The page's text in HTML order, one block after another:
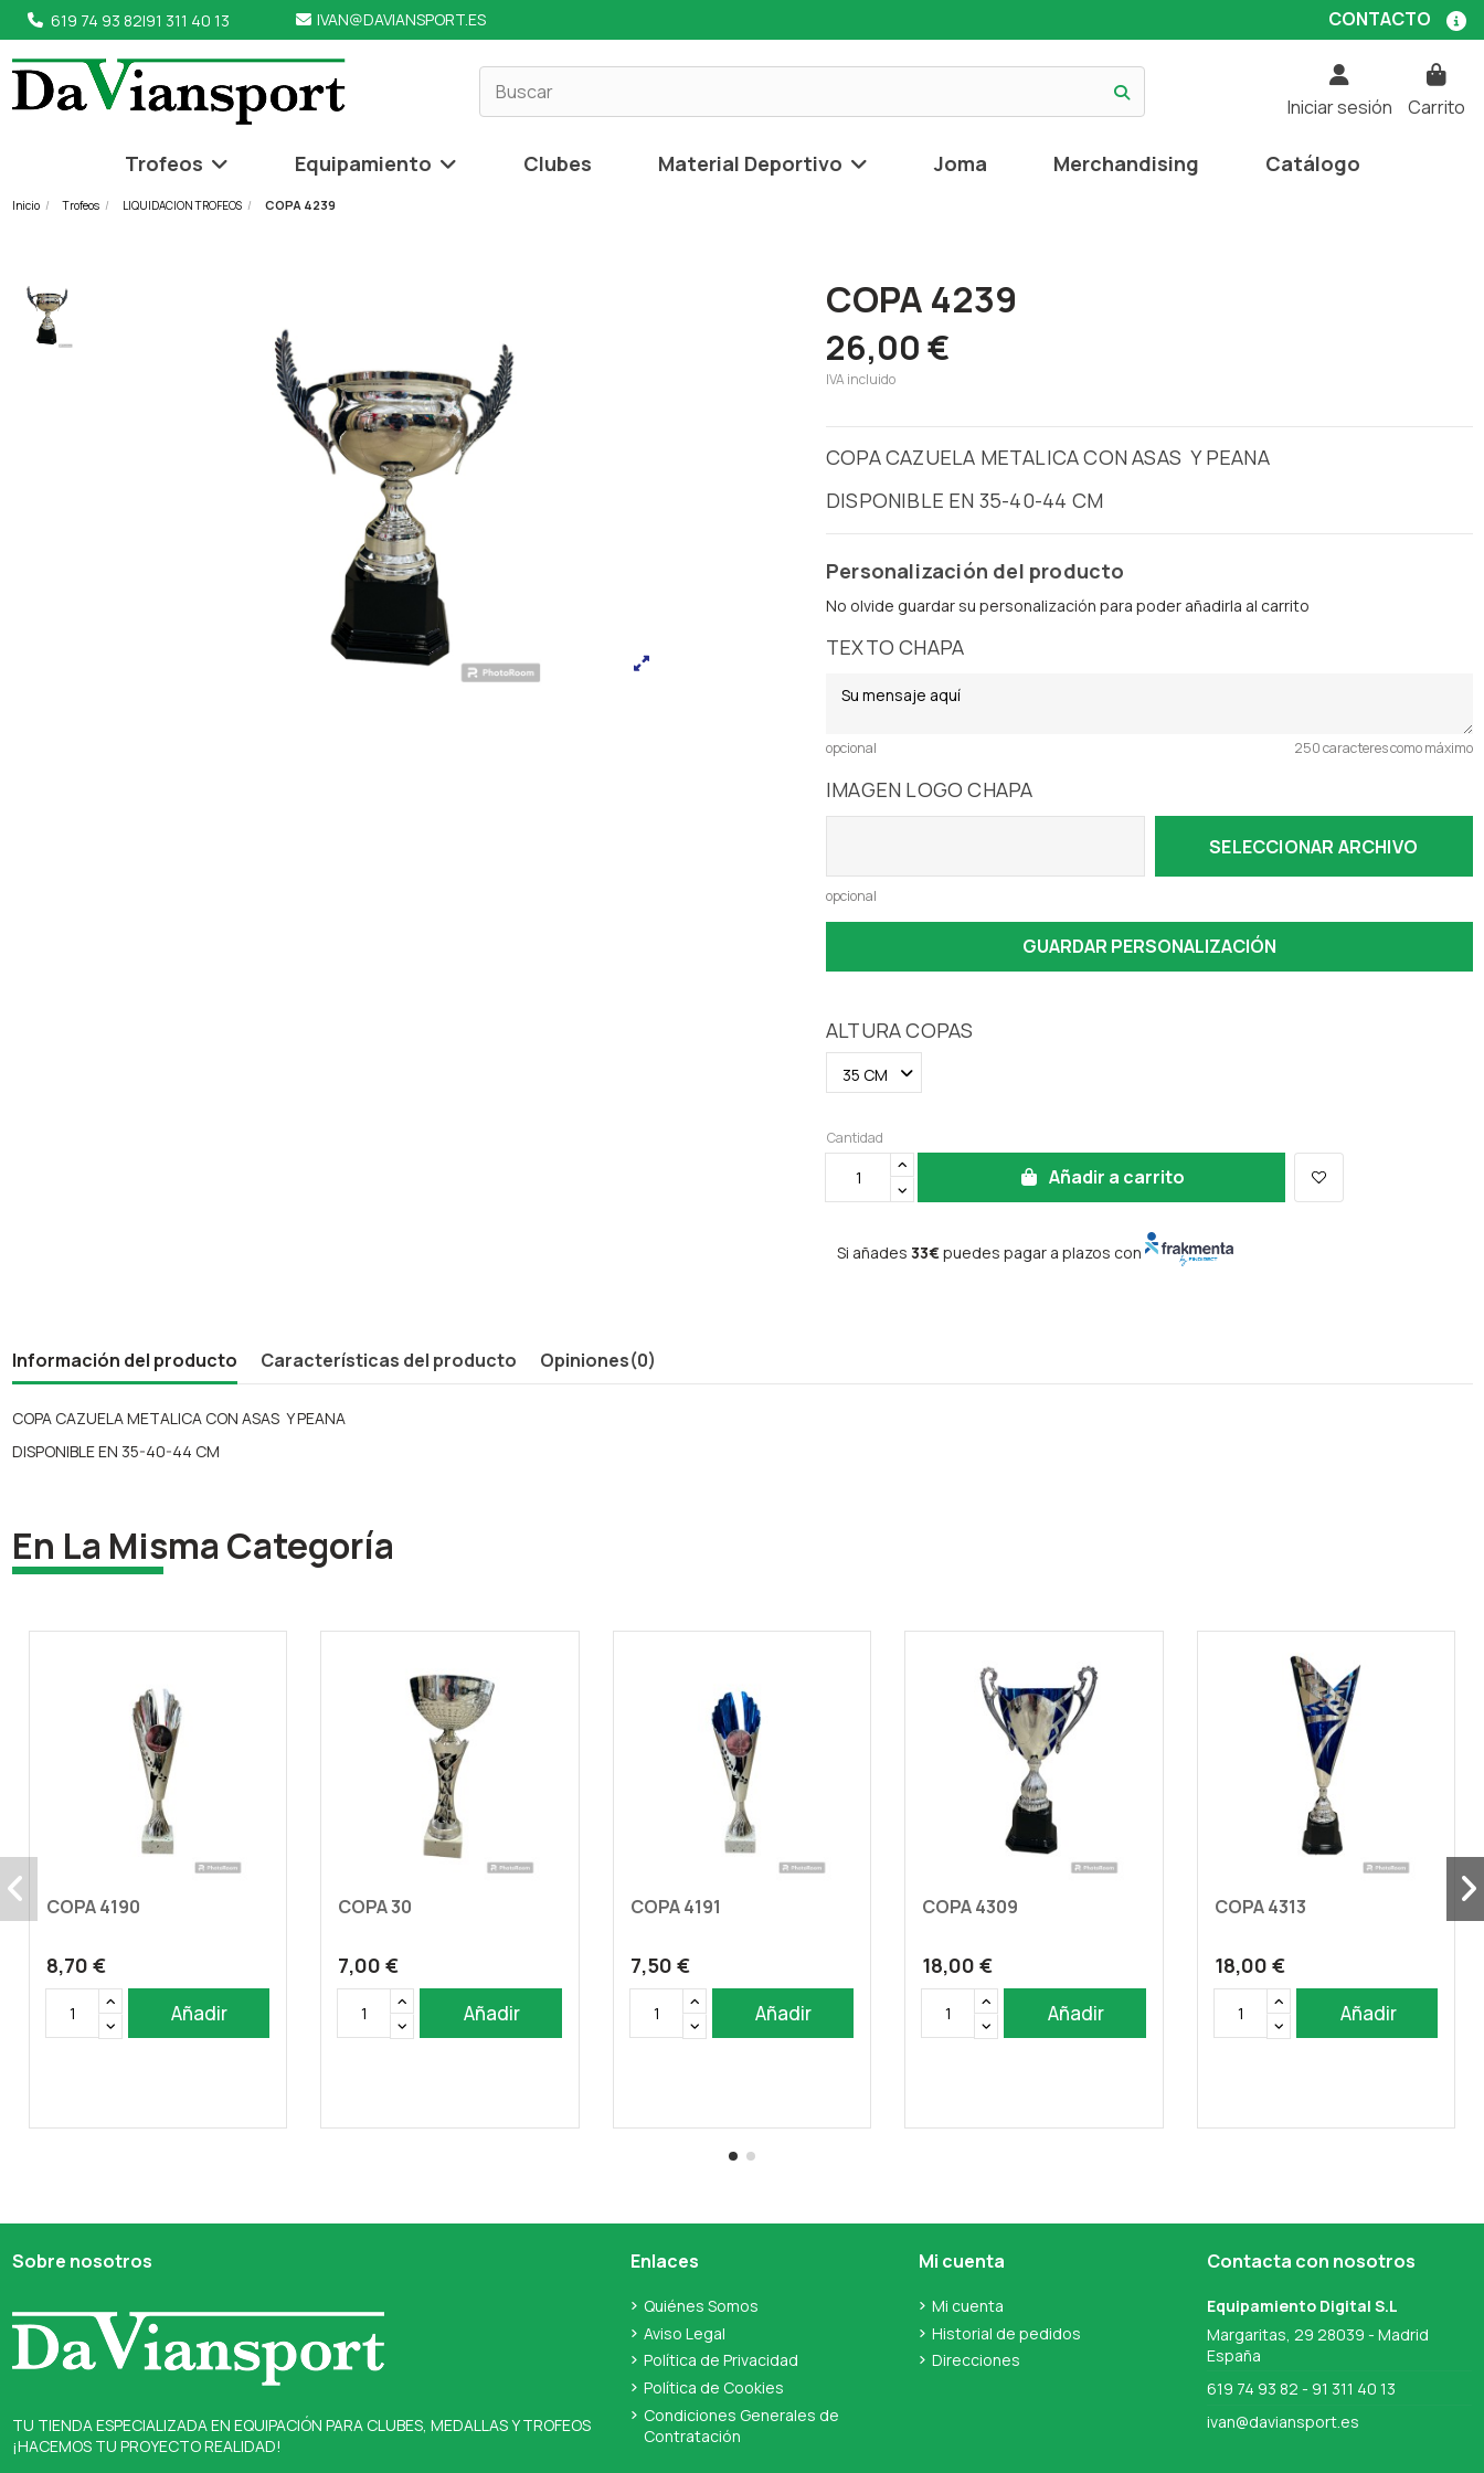
619 74 93 82|91 311 40 13 IVAN@DAVIANSPORT.ES CONTACTO
Iniciar sesión Carrito
Trofeos Equipamiento Clubes Material Deportivo Joma Merchandising Catálogo
Inicio Trofeos LIQUIDACION TROFEOS COPA 4239
COPA 4239
26,00 €
IVA incluido
COPA CAZUELA METALICA CON ASAS Y PEANA
DISPONIBLE EN 35-40-44 CM
Personalización del producto
No olvide guardar su personalización para poder añadirla al carrito
TEXTO CHAPA
opcional 250 caracteres como máximo
IMAGEN LOGO CHAPA
SELECCIONAR ARCHIVO
opcional
GUARDAR PERSONALIZACIÓN
ALTURA COPAS
Cantidad
Añadir a carrito
Si añades 33€puedes pagar a plazos con
Información del producto Características del producto Opiniones(0)
COPA CAZUELA METALICA CON ASAS Y PEANA
DISPONIBLE EN 35-40-44 CM
En La Misma Categoría
COPA 4190
8,70 €
Añadir
COPA 30
7,00 €
Añadir
COPA 4191
7,50 €
Añadir
COPA 4309
18,00 €
Añadir
COPA 4313
18,00 €
Añadir
Sobre nosotros
TU TIENDA ESPECIALIZADA EN EQUIPACIÓN PARA CLUBES, MEDALLAS Y TROFEOS
¡HACEMOS TU PROYECTO REALIDAD!
Enlaces
Quiénes Somos
Aviso Legal
Política de Privacidad
Política de Cookies
Condiciones Generales de
Contratación
Mi cuenta
Mi cuenta
Historial de pedidos
Direcciones
Contacta con nosotros
Equipamiento Digital S.L
Margaritas, 29 28039 - Madrid
España
619 74 93 82 - 91 311 40 13
ivan@daviansport.es